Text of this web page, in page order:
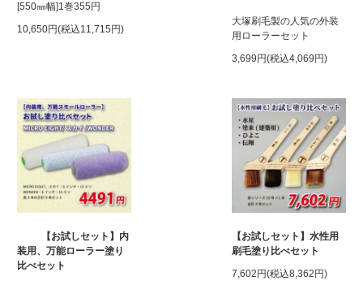
[550㎜幅]1巻355円
10,650円(税込11,715円)
大塚刷毛製の人気の外装
用ローラーセット
3,699円(税込4,069円)
【お試しセット】内
装用、万能ローラー塗り
比べセット
【お試しセット】水性用
刷毛塗り比べセット
7,602円(税込8,362円)